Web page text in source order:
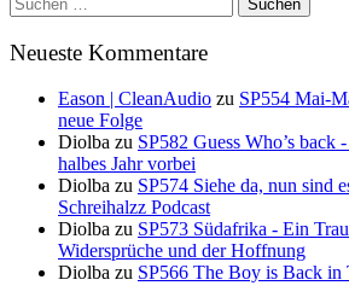
nach:
Neueste Kommentare
Eason | CleanAudio zu SP554 Mai-
neue Folge
Diolba zu SP582 Guess Who’s back
halbes Jahr vorbei
Diolba zu SP574 Siehe da, nun sind
Schreihalzz Podcast
Diolba zu SP573 Südafrika - Ein
Widersprüche und der Hoffnung
Diolba zu SP566 The Boy is Back in